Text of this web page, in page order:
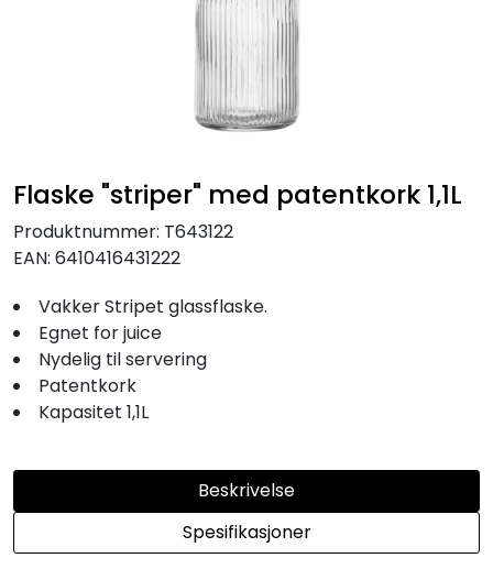
Flaske "striper" med patentkork 1,1L
Produktnummer: T643122
EAN: 6410416431222
Vakker Stripet glassflaske.
Egnet for juice
Nydelig til servering
Patentkork
Kapasitet 1,1L
Beskrivelse
Spesifikasjoner
ACCESSORIES
JUL